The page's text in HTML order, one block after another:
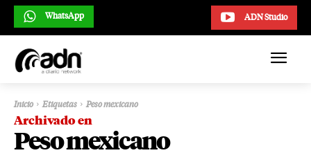
ADN Studio
WhatsApp
Inicio Etiquetas Peso mexicano
Archivado en
Peso mexicano